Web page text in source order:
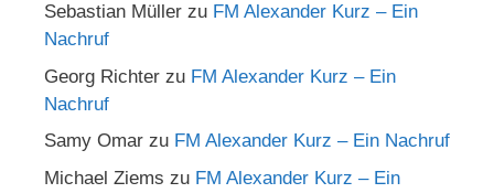
Sebastian Müller zu FM Alexander Kurz – Ein
Nachruf
Georg Richter zu FM Alexander Kurz – Ein
Nachruf
Samy Omar zu FM Alexander Kurz – Ein Nachruf
Michael Ziems zu FM Alexander Kurz – Ein